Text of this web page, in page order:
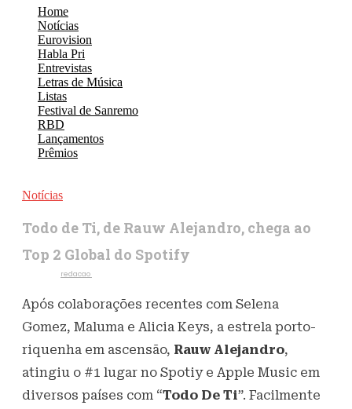
Home
Notícias
Eurovision
Habla Pri
Entrevistas
Letras de Música
Listas
Festival de Sanremo
RBD
Lançamentos
Prêmios
Notícias
Todo de Ti, de Rauw Alejandro, chega ao
Top 2 Global do Spotify
redacao
Após colaborações recentes com Selena
Gomez, Maluma e Alicia Keys, a estrela porto-
riquenha em ascensão, Rauw Alejandro,
atingiu o #1 lugar no Spotiy e Apple Music em
diversos países com “Todo De Ti”. Facilmente